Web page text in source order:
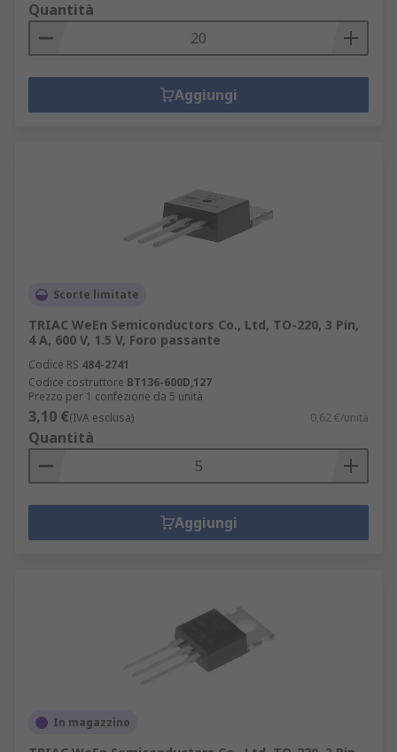
Quantità
Aggiungi
Scorte limitate
TRIAC WeEn Semiconductors Co., Ltd, TO-220, 3 Pin,
4 A, 600 V, 1.5 V, Foro passante
Codice RS 484-2741
Codice costruttore BT136-600D,127
Prezzo per 1 confezione da 5 unità
3,10 €(IVA esclusa) 0,62 €/unità
Quantità
Aggiungi
In magazzino